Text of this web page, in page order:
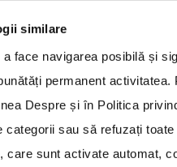
similare
face navigarea posibilă și
permanent
Despre și în Politica
sau să refuzați
sunt activate automat,